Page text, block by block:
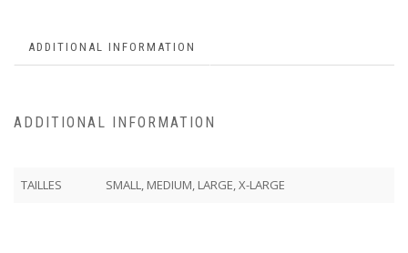
ADDITIONAL INFORMATION
ADDITIONAL INFORMATION
TAILLES SMALL, MEDIUM, LARGE, X-LARGE